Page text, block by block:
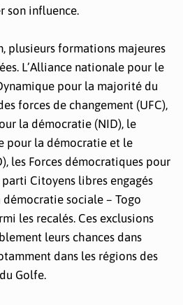
son influence.
plusieurs formations majeures
L’Alliance nationale pour le
pour la majorité du
forces de changement (UFC),
la démocratie (NID), le
pour la démocratie et le
les Forces démocratiques pour
Citoyens libres engagés
démocratie sociale – Togo
les recalés. Ces exclusions
leurs chances dans
dans les régions des
Golfe.